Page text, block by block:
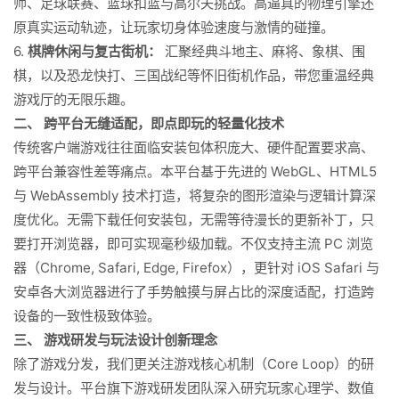
原真实运动轨迹，让玩家切身体验速度与激情的碰撞。
6. 棋牌休闲与复古街机：
汇聚经典斗地主、麻将、象棋、围
棋，以及恐龙快打、三国战纪等怀旧街机作品，带您重温经典
游戏厅的无限乐趣。
二、 跨平台无缝适配，即点即玩的轻量化技术
传统客户端游戏往往面临安装包体积庞大、硬件配置要求高、
跨平台兼容性差等痛点。本平台基于先进的 WebGL、HTML5
与 WebAssembly 技术打造，将复杂的图形渲染与逻辑计算深
度优化。无需下载任何安装包，无需等待漫长的更新补丁，只
要打开浏览器，即可实现毫秒级加载。不仅支持主流 PC 浏览
器（Chrome, Safari, Edge, Firefox），更针对 iOS Safari 与
安卓各大浏览器进行了手势触摸与屏占比的深度适配，打造跨
设备的一致性极致体验。
三、 游戏研发与玩法设计创新理念
除了游戏分发，我们更关注游戏核心机制（Core Loop）的研
发与设计。平台旗下游戏研发团队深入研究玩家心理学、数值